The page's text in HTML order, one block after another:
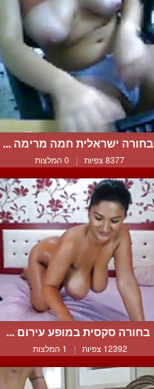
בחורה ישראלית חמה מרימה ...
8377 צפיות | 0 המלצות
בחורה סקסית במופע עירום ...
12392 צפיות | 1 המלצות